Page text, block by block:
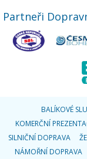
Partneři
BALÍKOVÉ
KOMERČNÍ
SILNIČNÍ DOPRAVA
NÁMOŘNÍ DOPRAVA